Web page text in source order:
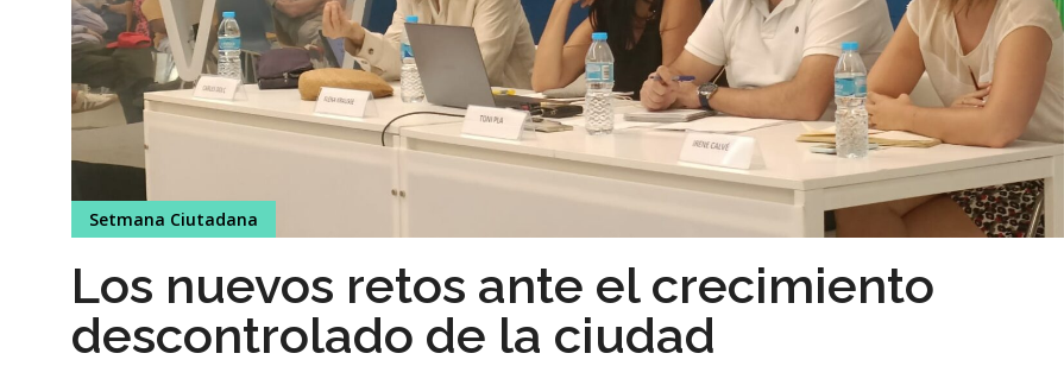
Setmana Ciutadana
Los nuevos retos ante el crecimiento
descontrolado de la ciudad